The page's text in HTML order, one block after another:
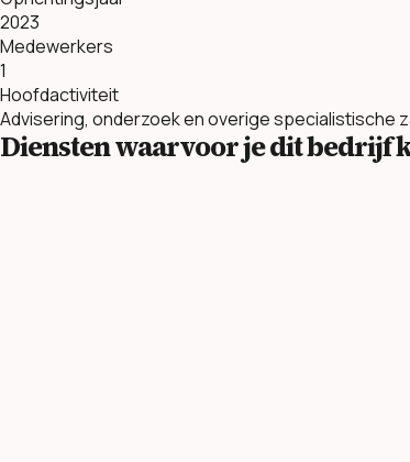
2023
Medewerkers
1
Hoofdactiviteit
Advisering, onderzoek en overige specialistische
Diensten waarvoor je dit bedrijf